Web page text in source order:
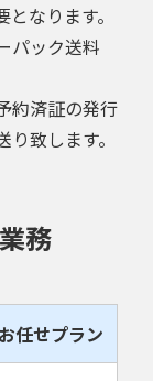
なります。
パック送料
約済証の発行
致します。
務
任せプラン